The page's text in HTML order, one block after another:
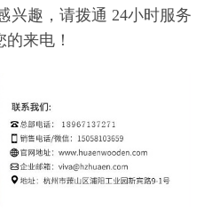
兴趣，请拨通 24小时服务
的来电！